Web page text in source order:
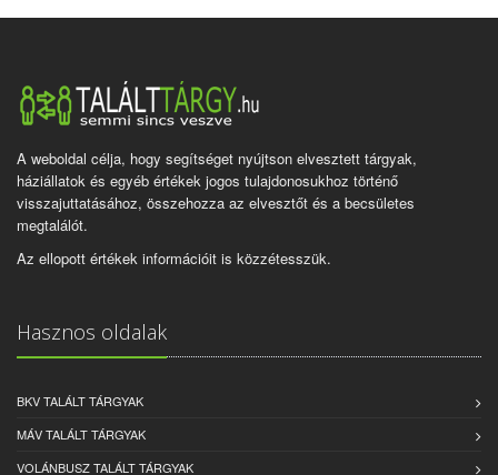
A weboldal célja, hogy segítséget nyújtson elvesztett tárgyak,
háziállatok és egyéb értékek jogos tulajdonosukhoz történő
visszajuttatásához, összehozza az elvesztőt és a becsületes
megtalálót.
Az ellopott értékek információit is közzétesszük.
Hasznos oldalak
BKV TALÁLT TÁRGYAK
MÁV TALÁLT TÁRGYAK
VOLÁNBUSZ TALÁLT TÁRGYAK